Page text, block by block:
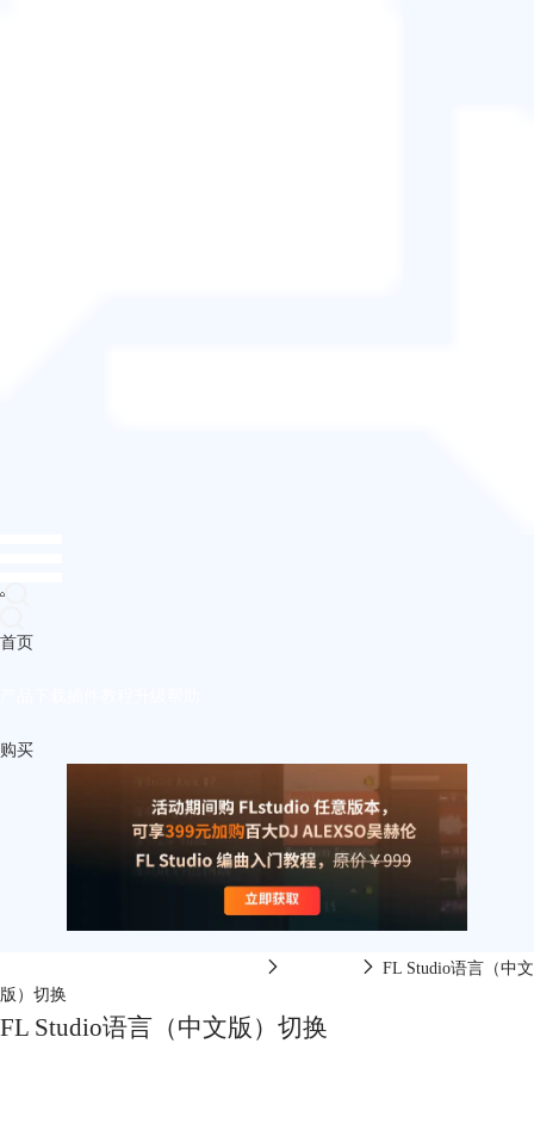
首页
购买
FL Studio语言（中文
版）切换
FL Studio语言（中文版）切换